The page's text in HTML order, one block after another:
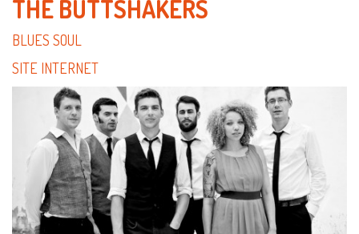
THE BUTTSHAKERS
BLUES SOUL
SITE INTERNET